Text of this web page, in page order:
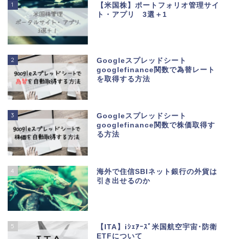
1
【米国株】ポートフォリオ管理サイ
ト・アプリ 3選＋1
2
Googleスプレッドシート
googlefinance関数で為替レート
を取得する方法
3
Googleスプレッドシート
googlefinance関数で株価取得す
る方法
4
海外で住信SBIネット銀行の外貨は
引き出せるのか
5
【ITA】iｼｪｱｰｽﾞ米国航空宇宙･防衛
ETFについて